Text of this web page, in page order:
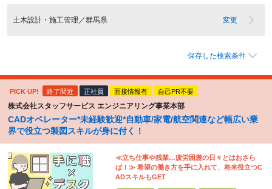
土木設計・施工管理／群馬県 変更
保存した検索条件
PICK UP! 終了間近 正社員 面接情報有 自己PR不要
株式会社スタッフサービス エンジニアリング事業本部
CADオペレーター*未経験歓迎*自動車/家電/航空関連など幅広い業
界で役立つ製図スキルが身に付く！
≪立ち仕事や残業…疲労困憊の日々とはおさら
ば！≫ 希望の働き方を手に入れて、将来役立つC
ADスキルもGET